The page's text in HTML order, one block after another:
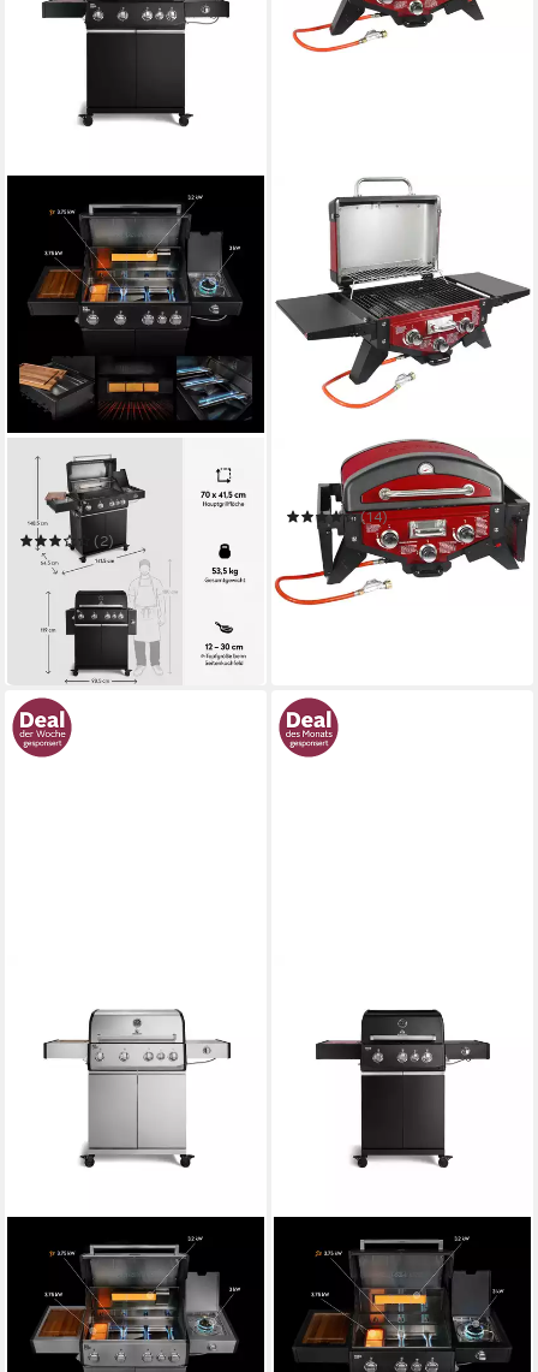
BURNHARD®
Gasgrill 4-Brenner, 21,2 kW
Gesamtleistung, Infrarot-
Keramikbrenner
(2)
759,00 € 949,00 €
nur bis Dienstag
22,04 €mtl. in 48 Raten
-20%
in 4-5 Werktagen bei dir
EL FUEGO
Gasgrill Medison rot
(14)
ab 179,99 €
16,44 €
mtl. in 12 Raten
in 6-8 Werktagen bei dir